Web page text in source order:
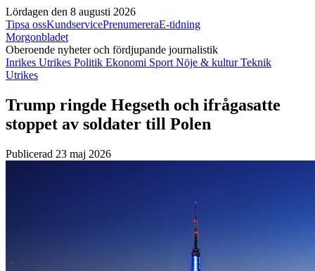
Lördagen den 8 augusti 2026
Tipsa ossKundservicePrenumereraE-tidning
Morgonbladet
Oberoende nyheter och fördjupande journalistik
Inrikes Utrikes Politik Ekonomi Sport Nöje & kulturTeknik
Utrikes
Trump ringde Hegseth och ifrågasatte
stoppet av soldater till Polen
Publicerad 23 maj 2026